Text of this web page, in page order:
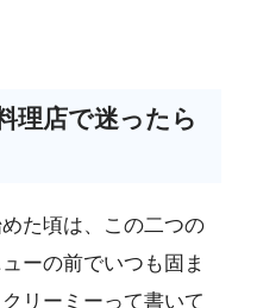
理店で迷ったら
た頃は、この二つの
ーの前でいつも固ま
リーミーって書いて